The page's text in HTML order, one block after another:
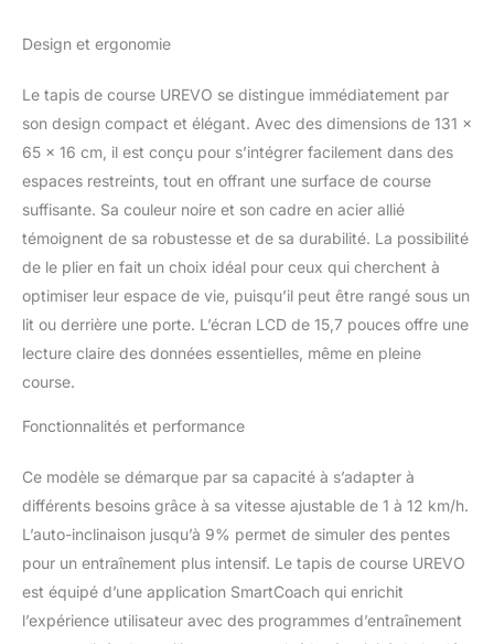
【INCLINAISON AUTOMATIQUE À 9 %, 9
fonction d'inclinaison automatique à 9 %,
vous pouvez augmenter l'intensité de votre
entraînement, accélérer la perte de graisse.
Tapis-Marche UREVO propose 9 niveaux
d'inclinaison, chaque réglage n'augmentant
pas simplement de 1 %, mais offrant des
variations uniques d'inclinaison à chaque
niveau, vous permettant de contrôler
précisément l'intensité de votre
entraînement. Grâce à sa conception
robuste, avec un poids total de 39 kg, le
tapis de course reste stable même lors de
COMMANDE TOUT-EN-UN, CONCEPTION
panneau de commande tout-en-un intégré
dans le bureau, vous permettant d'ajuster
facilement la vitesse, l'inclinaison et de suivre
en temps réel Temps, Distance, Vitesse et
Calories brûlées pour rester motivé tout au
long de l'entraînement. Tapis-Course se plie
rapidement à une taille compacte de
131.1x65x16.5cm, facilitant le rangement et
Design et ergonomie
Le tapis de course UREVO se distingue immédiatement par
son design compact et élégant. Avec des dimensions de 131 x
65 x 16 cm, il est conçu pour s’intégrer facilement dans des
espaces restreints, tout en offrant une surface de course
suffisante. Sa couleur noire et son cadre en acier allié
témoignent de sa robustesse et de sa durabilité. La possibilité
de le plier en fait un choix idéal pour ceux qui cherchent à
optimiser leur espace de vie, puisqu’il peut être rangé sous un
lit ou derrière une porte. L’écran LCD de 15,7 pouces offre une
lecture claire des données essentielles, même en pleine
course.
Fonctionnalités et performance
Ce modèle se démarque par sa capacité à s’adapter à
différents besoins grâce à sa vitesse ajustable de 1 à 12 km/h.
L’auto-inclinaison jusqu’à 9% permet de simuler des pentes
pour un entraînement plus intensif. Le tapis de course UREVO
est équipé d’une application SmartCoach qui enrichit
l’expérience utilisateur avec des programmes d’entraînement